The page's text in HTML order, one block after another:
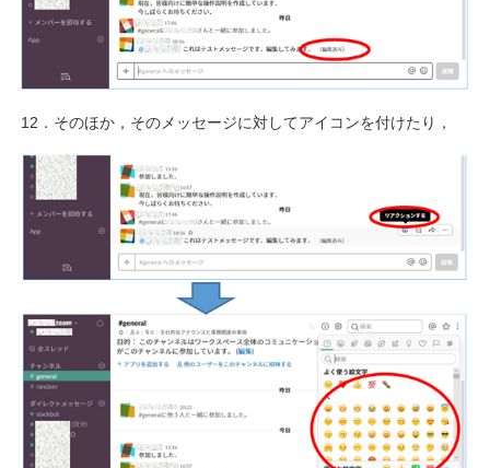
12．そのほか，そのメッセージに対してアイコンを付けたり，